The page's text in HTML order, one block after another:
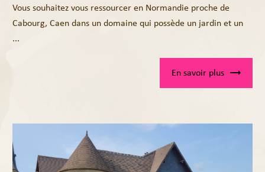
Vous souhaitez vous ressourcer en Normandie proche de
Cabourg, Caen dans un domaine qui possède un jardin et un
...
En savoir plus